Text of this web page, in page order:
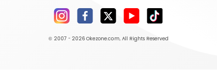
© 2007 - 2026 Okezone.com, All Rights Reserved